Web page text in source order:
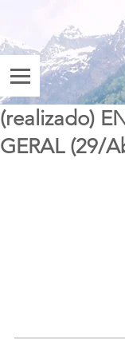
(realizado)
GERAL (29/